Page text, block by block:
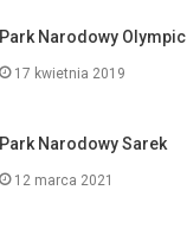
Park Narodowy Olympic
17 kwietnia 2019
Park Narodowy Sarek
12 marca 2021